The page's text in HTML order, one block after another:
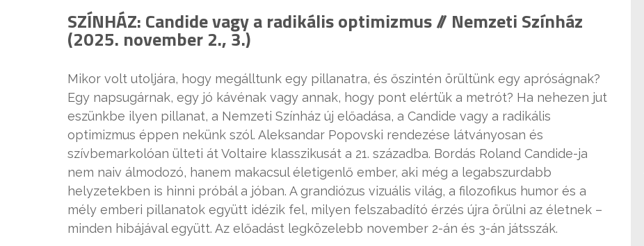
SZÍNHÁZ: Candide vagy a radikális optimizmus // Nemzeti Színház
(2025. november 2., 3.)
Mikor volt utoljára, hogy megálltunk egy pillanatra, és őszintén örültünk egy apróságnak?
Egy napsugárnak, egy jó kávénak vagy annak, hogy pont elértük a metrót? Ha nehezen jut
eszünkbe ilyen pillanat, a Nemzeti Színház új előadása, a Candide vagy a radikális
optimizmus éppen nekünk szól. Aleksandar Popovski rendezése látványosan és
szívbemarkolóan ülteti át Voltaire klasszikusát a 21. századba. Bordás Roland Candide-ja
nem naiv álmodozó, hanem makacsul életigenlő ember, aki még a legabszurdabb
helyzetekben is hinni próbál a jóban. A grandiózus vizuális világ, a filozofikus humor és a
mély emberi pillanatok együtt idézik fel, milyen felszabadító érzés újra örülni az életnek –
minden hibájával együtt. Az előadást legközelebb november 2-án és 3-án játsszák.